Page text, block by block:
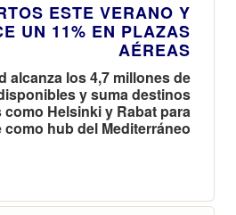
ESTE VERANO Y
UN 11% EN PLAZAS
AÉREAS
alcanza los 4,7 millones de
y suma destinos
Helsinki y Rabat para
hub del Mediterráneo